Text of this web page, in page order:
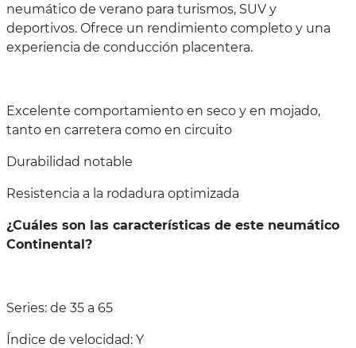
neumático de verano para turismos, SUV y
deportivos. Ofrece un rendimiento completo y una
experiencia de conducción placentera.
Excelente comportamiento en seco y en mojado,
tanto en carretera como en circuito
Durabilidad notable
Resistencia a la rodadura optimizada
¿Cuáles son las características de este neumático
Continental?
Series: de 35 a 65
Índice de velocidad: Y